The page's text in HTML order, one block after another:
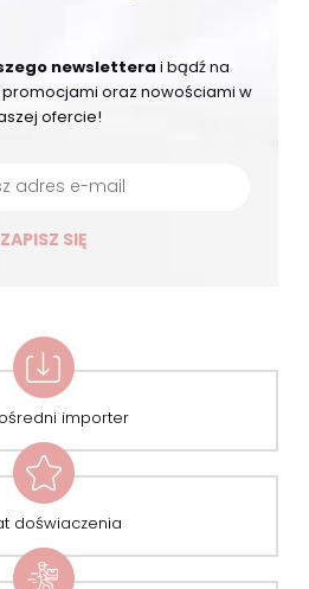
newslettera i bądź na
promocjami oraz nowościami w
ofercie!
ZAPISZ SIĘ
importer
doświaczenia